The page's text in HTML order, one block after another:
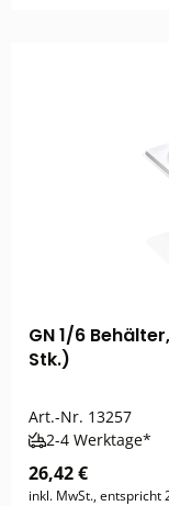
GN 1/6
Stk.)
Art.-Nr. 13257
2-4 Werktage*
26,42 €
inkl. MwSt., entspricht